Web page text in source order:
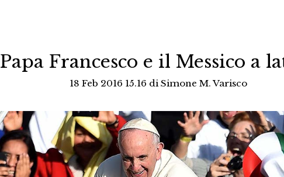
Papa Francesco e il Messico a
18 Feb 2016 15.16 diSimone M. Varisco